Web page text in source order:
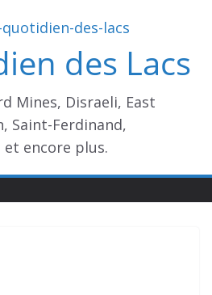
des Lacs
Mines, Disraeli, East
Saint-Ferdinand,
encore plus.